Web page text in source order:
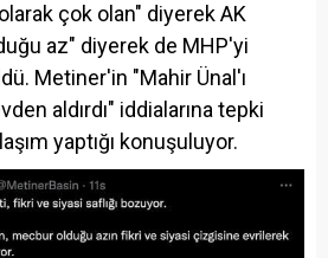
çok olan" diyerek AK
az" diyerek de MHP'yi
Metiner'in "Mahir Ünal'ı
aldırdı" iddialarına tepki
yaptığı konuşuluyor.